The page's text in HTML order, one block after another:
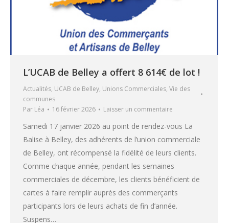
L’UCAB de Belley a offert 8 614€ de lot !
Actualités, UCAB de Belley, Unions Commerciales, Vie des
communes
Par Léa 16 février 2026 Laisser un commentaire
Samedi 17 janvier 2026 au point de rendez-vous La
Balise à Belley, des adhérents de l’union commerciale
de Belley, ont récompensé la fidélité de leurs clients.
Comme chaque année, pendant les semaines
commerciales de décembre, les clients bénéficient de
cartes à faire remplir auprès des commerçants
participants lors de leurs achats de fin d’année.
Suspens…